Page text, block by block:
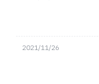
2021/11/26